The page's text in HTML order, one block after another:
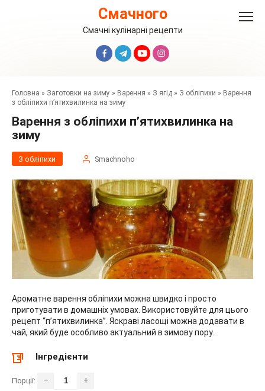
Смачного
Смачні кулінарні рецепти
Головна » Заготовки на зиму » Варення » З ягід » З обліпихи » Варення
з обліпихи п’ятихвилинка на зиму
Варення з обліпихи п’ятихвилинка на
зиму
З обліпихи Smachnoho
Ароматне варення обліпихи можна швидко і просто
приготувати в домашніх умовах. Використовуйте для цього
рецепт “п’ятихвилинка”. Яскраві ласощі можна додавати в
чай, який буде особливо актуальний в зимову пору.
Інгредієнти
Порції: – +